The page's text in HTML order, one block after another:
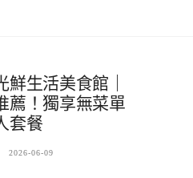
鮮生活美食館｜
薦！獨享無菜單
套餐
2026-06-09